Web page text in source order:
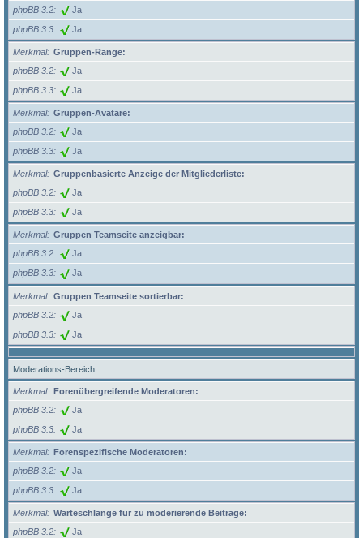
phpBB 3.2
Ja
phpBB 3.3 Ja
Merkmal
Gruppen-Ränge:
phpBB 3.2
Ja
phpBB 3.3 Ja
Merkmal
Gruppen-Avatare:
phpBB 3.2
Ja
phpBB 3.3 Ja
Merkmal
Gruppenbasierte Anzeige der Mitgliederliste:
phpBB 3.2
Ja
phpBB 3.3 Ja
Merkmal
Gruppen Teamseite anzeigbar:
phpBB 3.2
Ja
phpBB 3.3 Ja
Merkmal
Gruppen Teamseite sortierbar:
phpBB 3.2
Ja
phpBB 3.3 Ja
Moderations-Bereich
Merkmal
Forenübergreifende Moderatoren:
phpBB 3.2
Ja
phpBB 3.3 Ja
Merkmal
Forenspezifische Moderatoren:
phpBB 3.2
Ja
phpBB 3.3 Ja
Merkmal
Warteschlange für zu moderierende Beiträge:
phpBB 3.2
Ja